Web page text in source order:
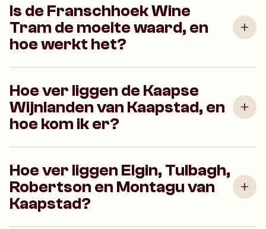
Is de Franschhoek Wine
Tram de moeite waard, en
hoe werkt het?
Hoe ver liggen de Kaapse
Wijnlanden van Kaapstad, en
hoe kom ik er?
Hoe ver liggen Elgin, Tulbagh,
Robertson en Montagu van
Kaapstad?